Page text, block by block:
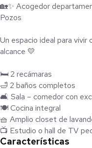
🏡✨ Acogedor
Pozos
Un espacio ideal para
alcance 💛
🛏️ 2 recámaras
🛁 2 baños completos
🛋️ Sala – comedor con
🍽️ Cocina integral
🧺 Amplio closet de
📺 Estudio o hall de TV
🌿 Terraza perfecta para
Características